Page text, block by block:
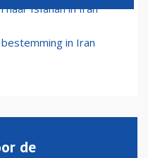
naar Isfahan in Iran
in Iran
de